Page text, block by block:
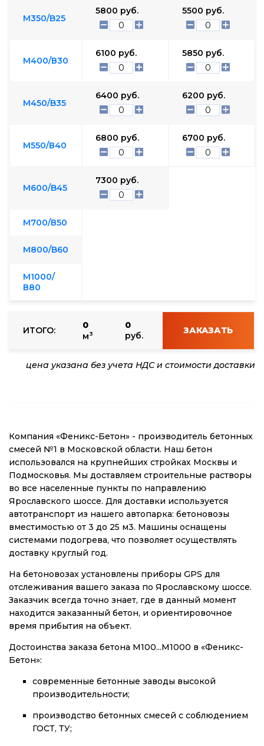
М350/B25
5800 руб. 5500 руб.
М400/В30
6100 руб. 5850 руб.
М450/B35
6400 руб. 6200 руб.
М550/В40
6800 руб. 6700 руб.
М600/B45
7300 руб.
М700/В50
М800/B60
М1000/
В80
ИТОГО:
0
м3
0
руб.
ЗАКАЗАТЬ
цена указана без учета НДС и стоимости доставки
Компания «Феникс-Бетон» - производитель бетонных
смесей №1 в Московской области. Наш бетон
использовался на крупнейших стройках Москвы и
Подмосковья. Мы доставляем строительные растворы
во все населенные пункты по направлению
Ярославского шоссе. Для доставки используется
автотранспорт из нашего автопарка: бетоновозы
вместимостью от 3 до 25 м3. Машины оснащены
системами подогрева, что позволяет осуществлять
доставку круглый год.
На бетоновозах установлены приборы GPS для
отслеживания вашего заказа по Ярославскому шоссе.
Заказчик всегда точно знает, где в данный момент
находится заказанный бетон, и ориентировочное
время прибытия на объект.
Достоинства заказа бетона М100...М1000 в «Феникс-
Бетон»:
современные бетонные заводы высокой
производительности;
производство бетонных смесей с соблюдением
ГОСТ, ТУ;